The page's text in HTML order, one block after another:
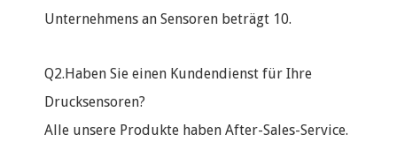
Unternehmens an Sensoren beträgt 10.
Q2.Haben Sie einen Kundendienst für Ihre
Drucksensoren?
Alle unsere Produkte haben After-Sales-Service.